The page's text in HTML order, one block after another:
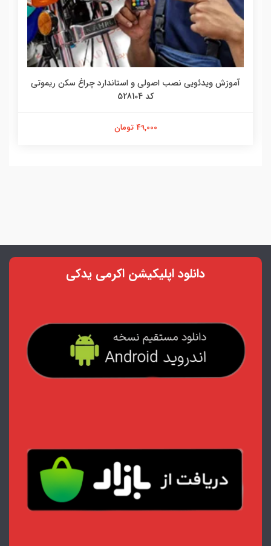
آموزش ویدئویی نصب اصولی و استاندارد چراغ سکن ریموتی
کد 528104
49,000 تومان
دانلود اپلیکیشن اکرمی یدکی